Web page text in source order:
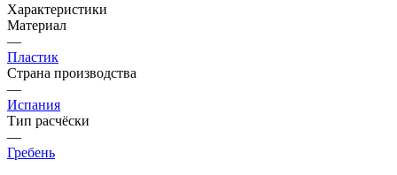
Характеристики
Материал
—
Пластик
Страна производства
—
Испания
Тип расчёски
—
Гребень